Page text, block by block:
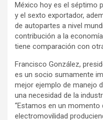
México hoy es el séptimo
y el sexto exportador,
de autopartes a nivel
contribución a la
tiene comparación con
Francisco González,
es un socio sumamente
mejor ejemplo de manejo
una necesidad de la
“Estamos en un momento
electromovilidad